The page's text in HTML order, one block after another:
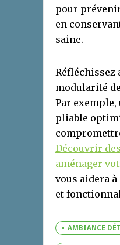
pour
en
saine.
Réfléchissez
modularité
Par
pliable
Découvrir
aménager
vous aidera
et
AMBIANCE